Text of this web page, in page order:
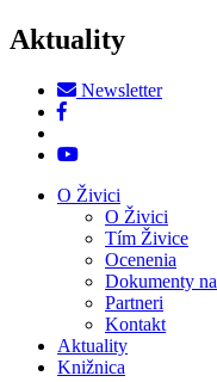
Aktuality
Newsletter
O Živici
O Živici
Tím Živice
Ocenenia
Dokumenty
Partneri
Kontakt
Aktuality
Knižnica